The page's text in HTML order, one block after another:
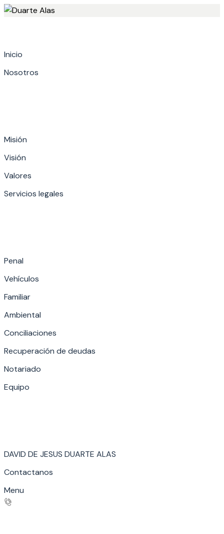
Inicio
Nosotros
Misión
Visión
Valores
Servicios legales
Penal
Vehículos
Familiar
Ambiental
Conciliaciones
Recuperación de deudas
Notariado
Equipo
DAVID DE JESUS DUARTE ALAS
Contactanos
Menu